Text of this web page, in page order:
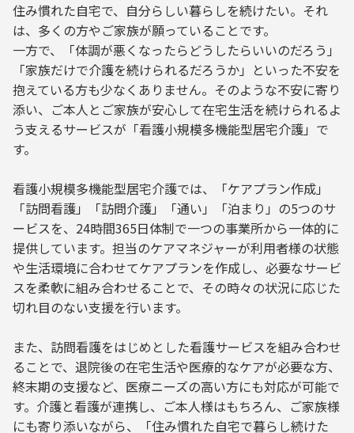
住み慣れた自宅で、自分らしい暮らしを続けたい。それ
は、多くの方やご家族が願っていることです。
一方で、「体調が悪くなったらどうしたらいいのだろう」
「家族だけで介護を続けられるだろうか」といった不安を
抱えている方も少なくありません。そのような不安に寄り
添い、ご本人とご家族が安心して在宅生活を続けられるよ
う支えるサービスが「看護小規模多機能型居宅介護」で
す。
看護小規模多機能型居宅介護では、「ケアプラン作成」
「訪問看護」「訪問介護」「通い」「泊まり」の5つのサ
ービスを、24時間365日体制で一つの事業所から一体的に
提供しています。担当のケアマネジャーが利用者様の状態
や生活環境に合わせてケアプランを作成し、必要なサービ
スを柔軟に組み合わせることで、その時々の状況に応じた
切れ目のない支援を行います。
また、訪問看護をはじめとした看護サービスを組み合わせ
ることで、退院後の在宅生活や医療的なケアが必要な方、
終末期の支援など、医療ニーズの高い方にも対応が可能で
す。介護と看護が連携し、ご本人様はもちろん、ご家族様
にも寄り添いながら、「住み慣れた自宅で暮らし続けた